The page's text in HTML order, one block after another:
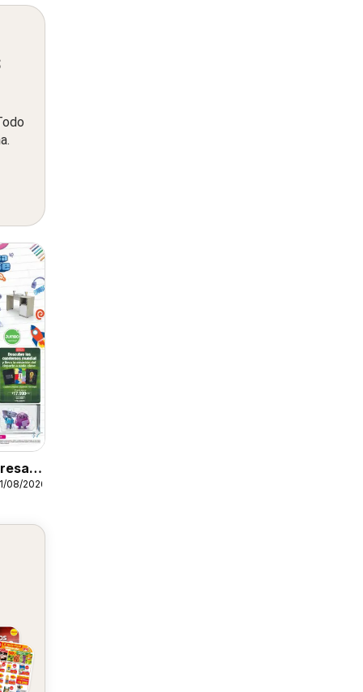
a
08/2026